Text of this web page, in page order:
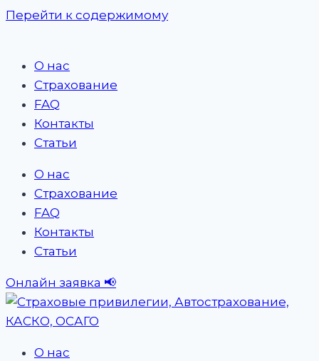
Перейти к содержимому
О нас
Страхование
FAQ
Контакты
Статьи
О нас
Страхование
FAQ
Контакты
Статьи
Онлайн заявка 📢
О нас